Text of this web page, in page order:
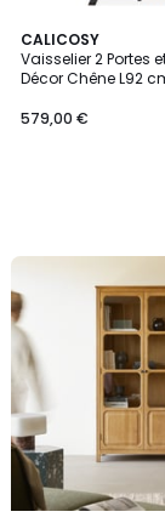
CALICOSY
Vaisselier 2 Portes
Décor Chêne L92
579,00 €